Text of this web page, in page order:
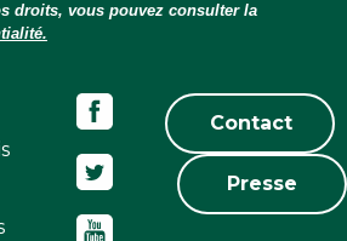
droits, vous pouvez consulter la
Contact
Presse